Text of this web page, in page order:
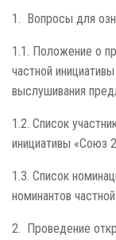
1. Вопросы для
1.1. Положение о
частной
выслушивания
1.2. Список
инициативы «Союз
1.3. Список
номинантов
2. Проведение